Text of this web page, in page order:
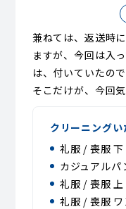
兼ねては、返送時
ますが、今回は入
は、付いていたの
そこだけが、今回
クリーニング
礼服 / 喪服 下
カジュアルパ
礼服 / 喪服 上
礼服 / 喪服 ワ